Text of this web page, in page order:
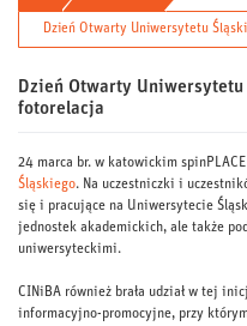
Dzień Otwarty Uniwersytetu
Dzień Otwarty
fotorelacja
24 marca br. w katowickim spinPLACE
Śląskiego. Na uczestniczki i
się i pracujące na Uniwersytecie
jednostek akademickich, ale także
uniwersyteckimi.
CINiBA również brała udział w tej
informacyjno-promocyjne, przy